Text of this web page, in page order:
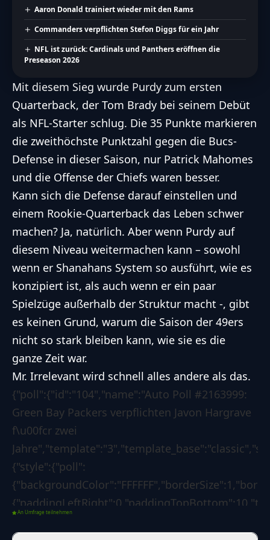
Aaron Donald trainiert wieder mit den Rams
Commanders verpflichten Stefon Diggs für ein Jahr
NFL ist zurück: Cardinals und Panthers eröffnen die
Preseason 2026
Mit diesem Sieg wurde Purdy zum ersten
Quarterback, der Tom Brady bei seinem Debüt
als NFL-Starter schlug. Die 35 Punkte markieren
die zweithöchste Punktzahl gegen die Bucs-
Defense in dieser Saison, nur Patrick Mahomes
und die Offense der Chiefs waren besser.
Kann sich die Defense darauf einstellen und
einem Rookie-Quarterback das Leben schwer
machen? Ja, natürlich. Aber wenn Purdy auf
diesem Niveau weitermachen kann – sowohl
wenn er Shanahans System so ausführt, wie es
konzipiert ist, als auch wenn er ein paar
Spielzüge außerhalb der Struktur macht -, gibt
es keinen Grund, warum die Saison der 49ers
nicht so stark bleiben kann, wie sie es die
ganze Zeit war.
Mr. Irrelevant wird schnell alles andere als das.
{"poll":{"id":"104","name":"Auto Poll #2163999:
Green Bay Packers verpflichten Javon Hargrave
f\u00fcr zwei
{"style":{"poll":
An Umfrage teilnehmen